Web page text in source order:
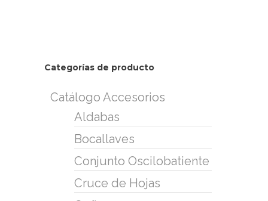
Categorías de producto
Catálogo Accesorios
Aldabas
Bocallaves
Conjunto Oscilobatiente
Cruce de Hojas